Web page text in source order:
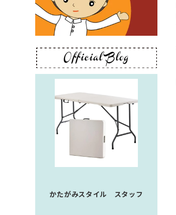
かたがみスタイル スタッフ